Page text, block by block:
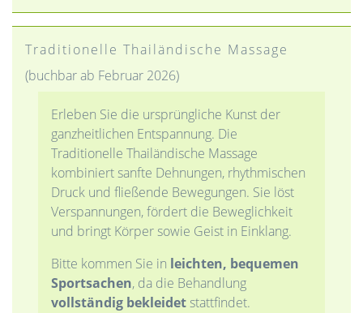
Traditionelle Thailändische Massage
(buchbar ab Februar 2026)
Erleben Sie die ursprüngliche Kunst der
ganzheitlichen Entspannung. Die
Traditionelle Thailändische Massage
kombiniert sanfte Dehnungen, rhythmischen
Druck und fließende Bewegungen. Sie löst
Verspannungen, fördert die Beweglichkeit
und bringt Körper sowie Geist in Einklang.
Bitte kommen Sie in leichten, bequemen
Sportsachen, da die Behandlung
vollständig bekleidetstattfindet.